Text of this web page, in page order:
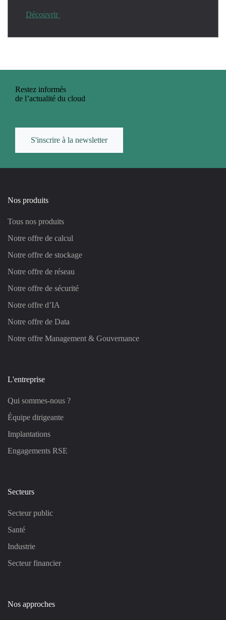
Découvrir
Restez informés
de l’actualité du cloud
S'inscrire à la newsletter
Nos produits
Tous nos produits
Notre offre de calcul
Notre offre de stockage
Notre offre de réseau
Notre offre de sécurité
Notre offre d’IA
Notre offre de Data
Notre offre Management & Gouvernance
L'entreprise
Qui sommes-nous ?
Équipe dirigeante
Implantations
Engagements RSE
Secteurs
Secteur public
Santé
Industrie
Secteur financier
Nos approches